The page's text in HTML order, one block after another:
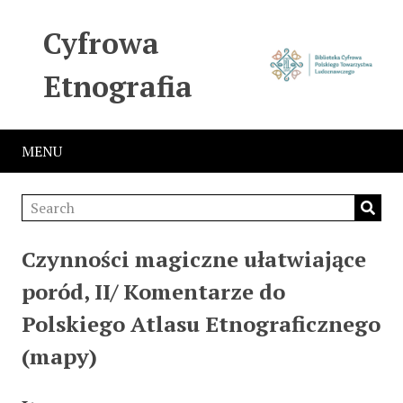
Cyfrowa
Etnografia
MENU
Czynności magiczne ułatwiające
poród, II/ Komentarze do
Polskiego Atlasu Etnograficznego
(mapy)